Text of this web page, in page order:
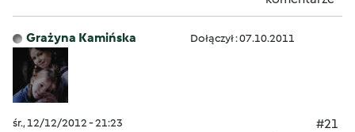
Grażyna Kamińska Dołączył : 07.10.2011
śr., 12/12/2012 - 21:23
#21